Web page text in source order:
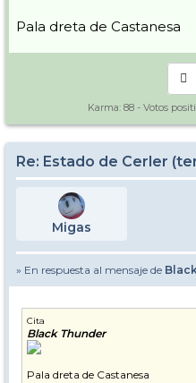
Pala dreta de Castanesa
Karma: 88 - Votos
Re: Estado de Cerler
Migas
» En respuesta al mensaje de
Cita
Black Thunder
Pala dreta de Castanesa